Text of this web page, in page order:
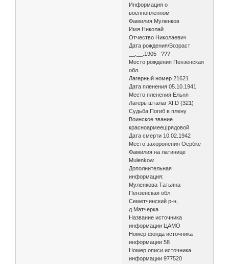
Информация о
военнопленном
Фамилия Муленков
Имя Николай
Отчество Николаевич
Дата рождения/Возраст
__.__.1905 ???
Место рождения Пензенская
обл.
Лагерный номер 21621
Дата пленения 05.10.1941
Место пленения Ельня
Лагерь шталаг XI D (321)
Судьба Погиб в плену
Воинское звание
красноармеец|рядовой
Дата смерти 10.02.1942
Место захоронения Оербке
Фамилия на латинице
Mulenkow
Дополнительная
информация:
Муленкова Татьяна
Пензенская обл.
Семетчинский р-н,
д.Матчерка
Название источника
информации ЦАМО
Номер фонда источника
информации 58
Номер описи источника
информации 977520